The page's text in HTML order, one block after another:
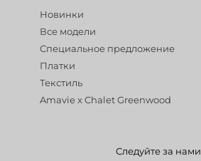
Новинки
Все модели
Специальное предложение
Платки
Текстиль
Amavie x Chalet Greenwood
Следуйте за нами